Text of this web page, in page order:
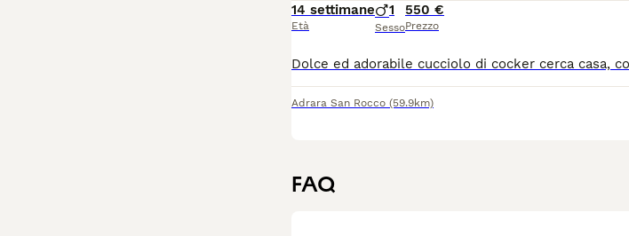
14 settimane
Età
1
Sesso
550 €
Prezzo
Adrara San Rocco (59.9km)
FAQ